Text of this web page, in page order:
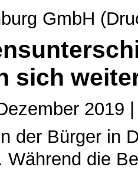
GmbH
sich
2019
der Bürger in
Während die